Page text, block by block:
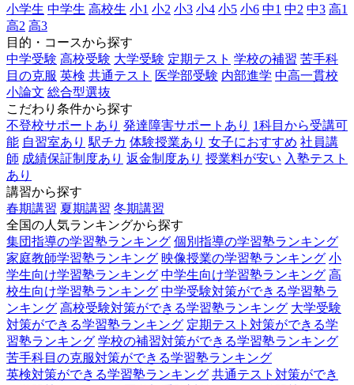
小学生 中学生 高校生 小1 小2 小3 小4 小5 小6 中1 中2 中3 高1
高2 高3
目的・コースから探す
中学受験 高校受験 大学受験 定期テスト 学校の補習 苦手科
目の克服 英検 共通テスト 医学部受験 内部進学 中高一貫校
小論文 総合型選抜
こだわり条件から探す
不登校サポートあり 発達障害サポートあり 1科目から受講可
能 自習室あり 駅チカ 体験授業あり 女子におすすめ 社員講
師 成績保証制度あり 返金制度あり 授業料が安い 入塾テスト
あり
講習から探す
春期講習 夏期講習 冬期講習
全国の人気ランキングから探す
集団指導の学習塾ランキング 個別指導の学習塾ランキング
家庭教師学習塾ランキング 映像授業の学習塾ランキング 小
学生向け学習塾ランキング 中学生向け学習塾ランキング 高
校生向け学習塾ランキング 中学受験対策ができる学習塾ラ
ンキング 高校受験対策ができる学習塾ランキング 大学受験
対策ができる学習塾ランキング 定期テスト対策ができる学
習塾ランキング 学校の補習対策ができる学習塾ランキング
苦手科目の克服対策ができる学習塾ランキング
英検対策ができる学習塾ランキング 共通テスト対策ができ